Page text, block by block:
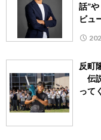
話”
ビュ
反町
伝
って